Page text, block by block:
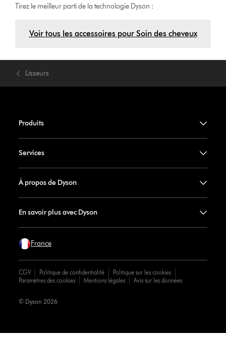
Tirez le meilleur parti de la technologie Dyson :
Voir tous les accessoires pour Soin des cheveux
Lisseurs
Produits
Services
À propos de Dyson
En savoir plus avec Dyson
France
CGV Politique de confidentialité
Politique sur les cookies
Paramètres des cookies
Mentions légales Avis sur les données
© Dyson 2026